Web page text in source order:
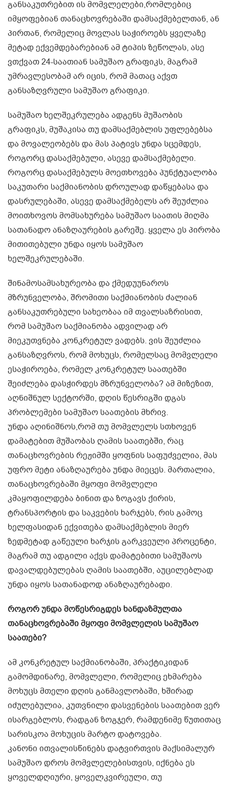
განსაკუთრებით ის მომვლელები,რომლებიც
იმყოფებიან თანაცხოვრებაში დამსაქმებელთან, ან
პირთან, რომელიც მოვლას საჭიროებს ყველაზე
მეტად ექვემდებარებიან ამ ტიპის ზეწოლას, ასე
ვთქვათ 24-საათიან სამუშაო გრაფიკს, მაგრამ
უმრავლესობამ არ იცის, რომ მათაც აქვთ
განსაზღვრული სამუშაო გრაფიკი.
სამუშაო ხელშეკრულება ადგენს მუშაობის
გრაფიკს, მუშაკისა თუ დამსაქმებლის უფლებებსა
და მოვალეობებს და მას პატივს უნდა სცემდეს,
როგორც დასაქმებული, ასევე დამსაქმებელი.
როგორც დასაქმებულს მოეთხოვება პუნქტუალობა
საკუთარი საქმიანობის დროულად დაწყებასა და
დასრულებაში, ასევე დამსაქმებელს არ შეუძლია
მოითხოვოს მომსახურება სამუშაო საათის მიღმა
სათანადო ანაზღაურების გარეშე. ყველა ეს პირობა
მითითებული უნდა იყოს სამუშაო
ხელშეკრულებაში.
შინამოსამსახურეობა და ქმედუუნაროს
მზრუნველობა, შრომითი საქმიანობის ძალიან
განსაკუთრებული სახეობაა იმ თვალსაზრისით,
რომ სამუშაო საქმიანობა ადვილად არ
მიეკუთვნება კონკრეტულ ვადებს. ვის შეუძლია
განსაზღვროს, რომ მოხუცს, რომელსაც მომვლელი
ესაჭიროება, რომელ კონკრეტულ საათებში
შეიძლება დასჭირდეს მზრუნველობა? ამ მიზეზით,
აღნიშნულ სექტორში, დღის წესრიგში დგას
პრობლემები სამუშაო საათების მხრივ.
უნდა აღინიშნოს,რომ თუ მომვლელს სთხოვენ
დამატებით მუშაობას ღამის საათებში, რაც
თანაცხოვრების რეჟიმში ყოფნის საფუძველია, მას
უფრო მეტი ანაზღაურება უნდა მიეცეს. მართალია,
თანაცხოვრებაში მყოფი მომვლელი
კმაყოფილდება ბინით და ზოგავს ქირის,
ტრანსპორტის და საკვების ხარჯებს, რის გამოც
ხელფასიდან ექვითება დამსაქმებლის მიერ
ზედმეტად გაწეული ხარჯის გარკვეული პროცენტი,
მაგრამ თუ ადგილი აქვს დამატებითი სამუშაოს
დავალდებულებას ღამის საათებში, აუცილებლად
უნდა იყოს სათანადოდ ანაზღაურებადი.
როგორ უნდა მოწესრიგდეს ხანდაზმულთა
თანაცხოვრებაში მყოფი მომვლელის სამუშაო
საათები?
ამ კონკრეტულ საქმიანობაში, პრაქტიკიდან
გამომდინარე, მომვლელი, რომელიც ეხმარება
მოხუცს მთელი დღის განმავლობაში, ხშირად
იძულებულია, კუთვნილი დასვენების საათებით ვერ
ისარგებლოს, რადგან ზოგჯერ, რამდენიმე წუთითაც
სარისკოა მოხუცის მარტო დატოვება.
კანონი ითვალისწინებს დატვირთვის მაქსიმალურ
სამუშაო დროს მომვლელებისთვის, იქნება ეს
ყოველდღიური, ყოველკვირეული, თუ